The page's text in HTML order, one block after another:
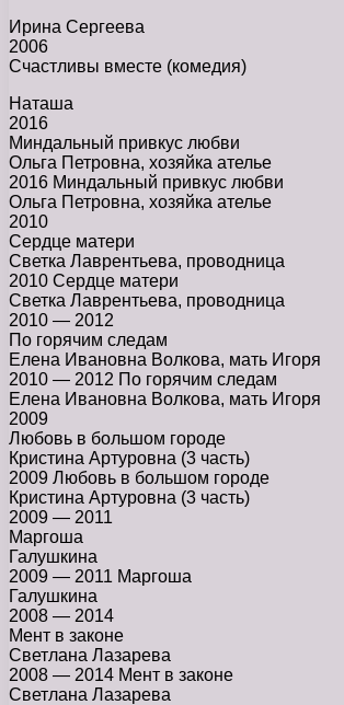
Ирина Сергеева
2006
Счастливы вместе (комедия)
Наташа
2016
Миндальный привкус любви
Ольга Петровна, хозяйка ателье
2016 Миндальный привкус любви
Ольга Петровна, хозяйка ателье
2010
Сердце матери
Светка Лаврентьева, проводница
2010 Сердце матери
Светка Лаврентьева, проводница
2010 — 2012
По горячим следам
Елена Ивановна Волкова, мать Игоря
2010 — 2012 По горячим следам
Елена Ивановна Волкова, мать Игоря
2009
Любовь в большом городе
Кристина Артуровна (3 часть)
2009 Любовь в большом городе
Кристина Артуровна (3 часть)
2009 — 2011
Маргоша
Галушкина
2009 — 2011 Маргоша
Галушкина
2008 — 2014
Мент в законе
Светлана Лазарева
2008 — 2014 Мент в законе
Светлана Лазарева